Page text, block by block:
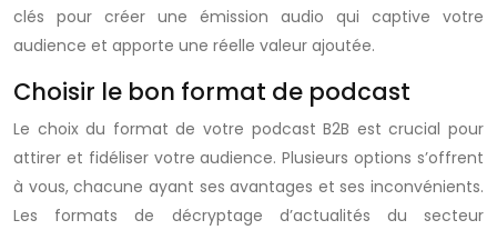
clés pour créer une émission audio qui captive votre
audience et apporte une réelle valeur ajoutée.
Choisir le bon format de podcast
Le choix du format de votre podcast B2B est crucial pour
attirer et fidéliser votre audience. Plusieurs options s’offrent
à vous, chacune ayant ses avantages et ses inconvénients.
Les formats de décryptage d’actualités du secteur